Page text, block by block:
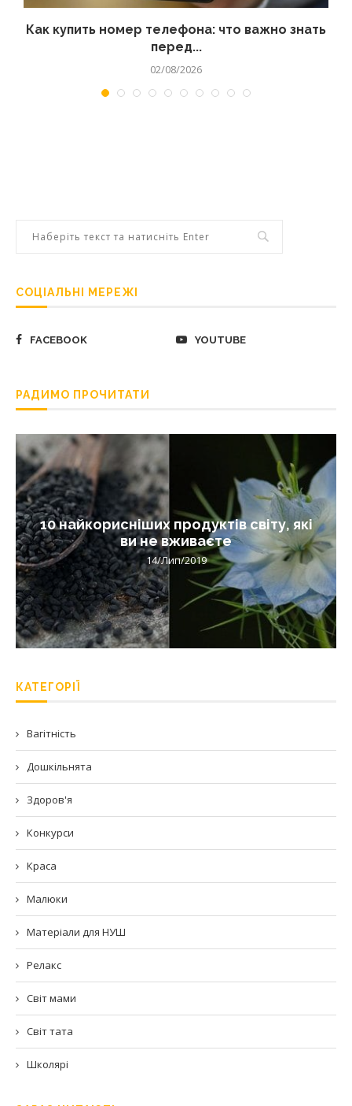
Как купить номер телефона: что важно знать
перед...
02/08/2026
СОЦІАЛЬНІ МЕРЕЖІ
FACEBOOK YOUTUBE
РАДИМО ПРОЧИТАТИ
10 найкорисніших продуктів світу, які
ви не вживаєте
14/Лип/2019
КАТЕГОРІЇ
Вагітність
Дошкільнята
Здоров'я
Конкурси
Краса
Малюки
Матеріали для НУШ
Релакс
Світ мами
Світ тата
Школярі